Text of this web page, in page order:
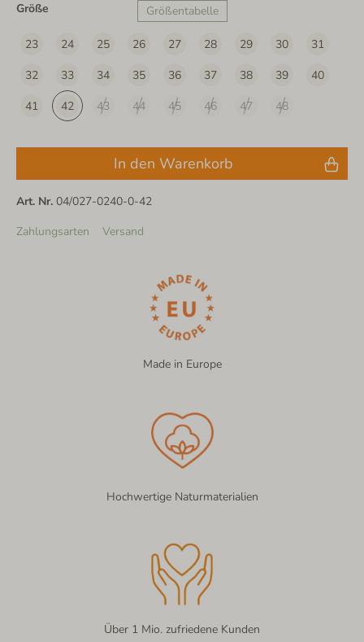
Größe Größentabelle
23 24 25 26 27 28 29 30
31
32
33 34 35 36 37 38 39
40
41
42 43 44 45 46 47 48
In den Warenkorb
Art. Nr. 04/027-0240-0-42
Zahlungsarten
Versand
Made in Europe
Hochwertige Naturmaterialien
Über 1 Mio. zufriedene Kunden